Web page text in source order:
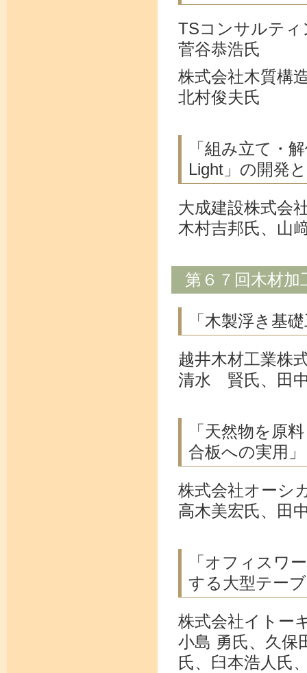
TSコンサルティ
菅谷恭浩氏
株式会社木質構
北村俊夫氏
「組み立て・
Light」の開発
大成建設株式会
木村吉邦氏、山
第６７回木材加
「木製浮き基
越井木材工業株
清水 賢氏、田
「天然物を原
合板への実用」
株式会社オーシ
高木美宏氏、田
「オフィスワ
する大型テー
株式会社イトー
小島 勇氏、久保
氏、臼本浩人氏